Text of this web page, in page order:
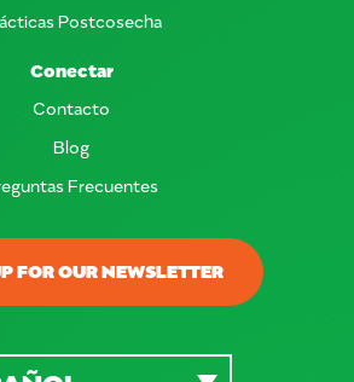
FOR OUR NEWSLETTER
Postcosecha
Conectar
Contacto
Blog
Frecuentes